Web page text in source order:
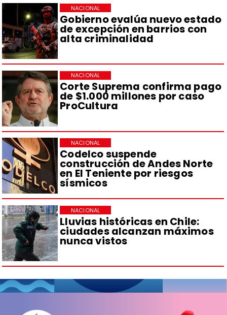
Gobierno evalúa nuevo estado
de excepción en barrios con
alta criminalidad
NACIONAL
Corte Suprema confirma pago
de $1.000 millones por caso
ProCultura
NACIONAL
Codelco suspende
construcción de Andes Norte
en El Teniente por riesgos
sísmicos
NACIONAL
Lluvias históricas en Chile:
ciudades alcanzan máximos
nunca vistos
NACIONAL